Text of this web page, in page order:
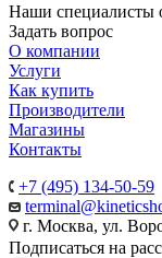
Наши специалисты
Задать вопрос
О компании
Услуги
Как купить
Производители
Магазины
Контакты
+7 (495) 134-50-59
г. Москва, ул.
Подписаться на